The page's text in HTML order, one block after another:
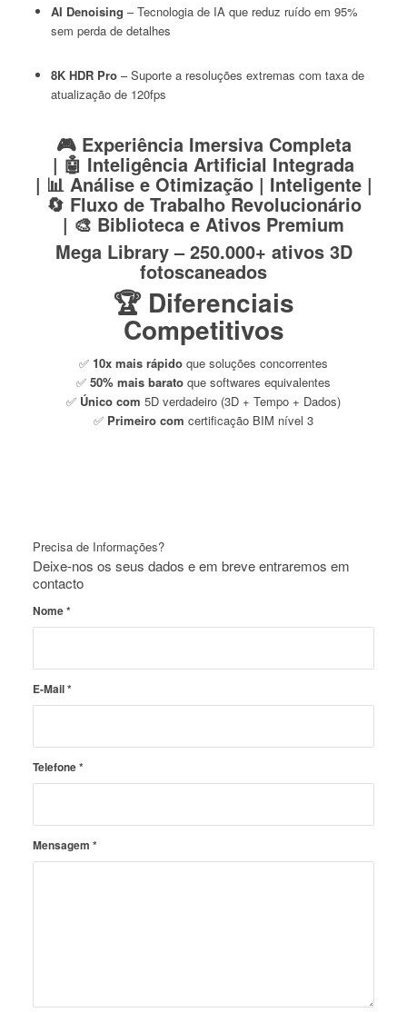
AI Denoising – Tecnologia de IA que reduz ruído em 95%
sem perda de detalhes
8K HDR Pro– Suporte a resoluções extremas com taxa de
atualização de 120fps
🎮 Experiência Imersiva Completa
| 🤖 Inteligência Artificial Integrada
| 📊 Análise e Otimização | Inteligente |
🔄 Fluxo de Trabalho Revolucionário
| 🎨 Biblioteca e Ativos Premium
Mega Library – 250.000+ ativos 3D
fotoscaneados
🏆 Diferenciais
Competitivos
✅ 10x mais rápido que soluções concorrentes
✅ 50% mais barato que softwares equivalentes
✅ Único com 5D verdadeiro (3D + Tempo + Dados)
✅ Primeiro com certificação BIM nível 3
Precisa de Informações?
Deixe-nos os seus dados e em breve entraremos em
contacto
Nome*
E-Mail*
Telefone*
Mensagem *